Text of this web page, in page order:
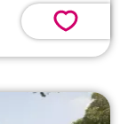
💗